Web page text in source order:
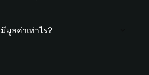
มูลค่าเท่าไร?